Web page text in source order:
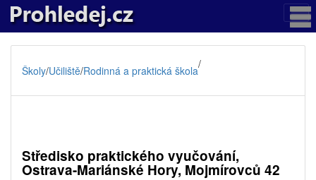
Školy/Učiliště/Rodinná a praktická škola/
Středisko praktického vyučování,
Ostrava-Mariánské Hory, Mojmírovců 42